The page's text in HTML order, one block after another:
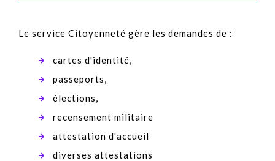
Le service Citoyenneté gère les demandes de :
cartes d'identité,
passeports,
élections,
recensement militaire
attestation d'accueil
diverses attestations